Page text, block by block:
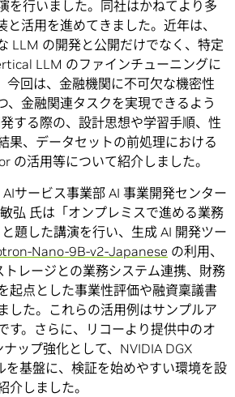
を行いました。同社はかねてより多
活用を進めてきました。近年は、
LLM の開発と公開だけでなく、特定
LLM のファインチューニングに
今回は、金融機関に不可欠な機密性
、金融関連タスクを実現できるよう
する際の、設計思想や学習手順、性
果、データセットの前処理における
の活用等について紹介しました。
サービス事業部 AI 事業開発センター
弘 氏は「オンプレミスで進める業務
題した講演を行い、生成 AI 開発ツー
Nano-9B-v2-Japanese の利用、
レージとの業務システム連携、財務
起点とした事業性評価や融資稟議書
した。これらの活用例はサンプルア
す。さらに、リコーより提供中のオ
ップ強化として、NVIDIA DGX
を基盤に、検証を始めやすい環境を設
介しました。